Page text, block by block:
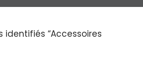
identifiés “Accessoires